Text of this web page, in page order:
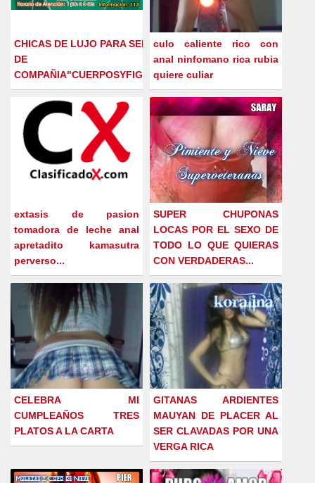
CHICAS DE LUJO PARA SERVICIO
DE
COMPAÑIA"CUERPOSYFIGURAS"
culo caliente rico con
anal ninfomano rica rubia
quiere culiar
extasis de pasion
tomadora de leche anal
apretadito kamasutra
perverso...
SUPER CHUPONAS
LOCAS POR EL SEXO DE
TODO LO QUE QUIERAS
CON VERDADERAS...
CELEBRA MI
CUMPLEAÑOS TRES
PLATOS A LA CARTA
GITANAS ARDIENTES
MAUYAN DE PLACER AL
SER CLAVADAS POR UNA
VERGA RICA